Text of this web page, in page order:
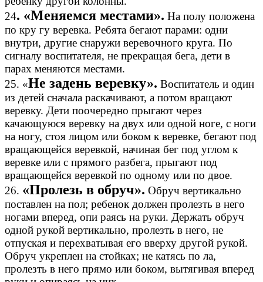
24. «Меняемся местами». На полу положена
по кру гу веревка. Ребята бегают парами: одни
внутри, другие снаружи веревочного круга. По
сигналу воспитателя, не прекращая бега, дети в
парах меняются местами.
25. «Не задень веревку». Воспитатель и один
из детей сначала раскачивают, а потом вращают
веревку. Дети поочередно прыгают через
качающуюся веревку на двух или одной ноге, с ноги
на ногу, стоя лицом или боком к веревке, бегают под
вращающейся веревкой, начиная бег под углом к
веревке или с прямого разбега, прыгают под
вращающейся веревкой по одному или по двое.
26. «Пролезь в обруч». Обруч вертикально
поставлен на пол; ребенок должен пролезть в него
ногами вперед, опи раясь на руки. Держать обруч
одной рукой вертикально, пролезть в него, не
отпуская и перехватывая его вверху другой рукой.
Обруч укреплен на стойках; не катясь по ла,
пролезть в него прямо или боком, вытягивая вперед